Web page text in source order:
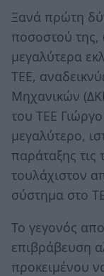
Ξανά πρώτη
ποσοστού της,
μεγαλύτερα
ΤΕΕ,
Μηχανικών
του ΤΕΕ
μεγαλύτερο,
παράταξης τις
τουλάχιστον
σύστημα στο
Το γεγονός
επιβράβευση
προκειμένου